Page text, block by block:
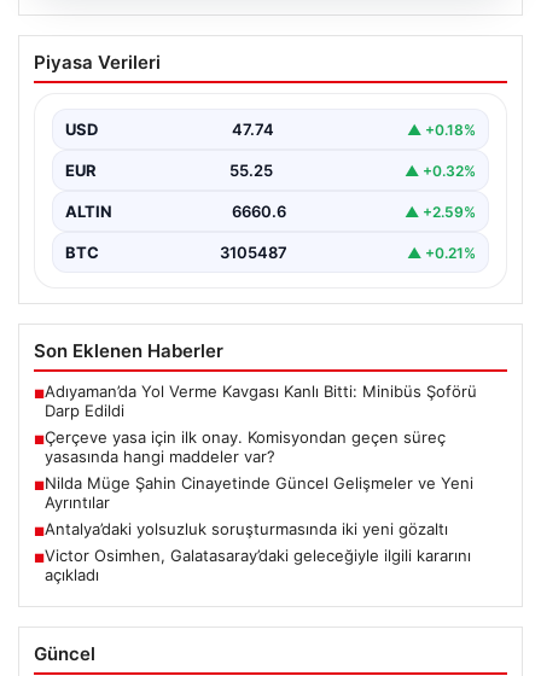
08.08.2026
Çerçeve yasa için ilk onay.
Komisyondan geçen süreç yasasında
Piyasa Verileri
USD 47.74 ▲ +0.18%
EUR 55.25 ▲ +0.32%
ALTIN 6660.6 ▲ +2.59%
BTC 3105487 ▲ +0.21%
Son Eklenen Haberler
■Adıyaman’da Yol Verme Kavgası Kanlı Bitti: Minibüs Şoförü
Darp Edildi
■Çerçeve yasa için ilk onay. Komisyondan geçen süreç
yasasında hangi maddeler var?
■Nilda Müge Şahin Cinayetinde Güncel Gelişmeler ve Yeni
Ayrıntılar
■Antalya’daki yolsuzluk soruşturmasında iki yeni gözaltı
■Victor Osimhen, Galatasaray’daki geleceğiyle ilgili kararını
açıkladı
Güncel